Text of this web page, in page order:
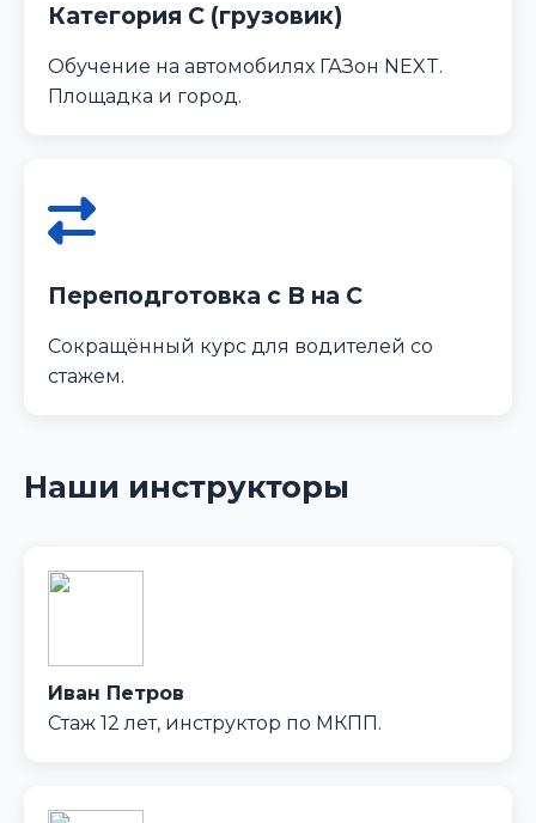
Категория C (грузовик)
Обучение на автомобилях ГАЗон NEXT.
Площадка и город.
Переподготовка с B на C
Сокращённый курс для водителей со
стажем.
Наши инструкторы
Иван Петров
Стаж 12 лет, инструктор по МКПП.